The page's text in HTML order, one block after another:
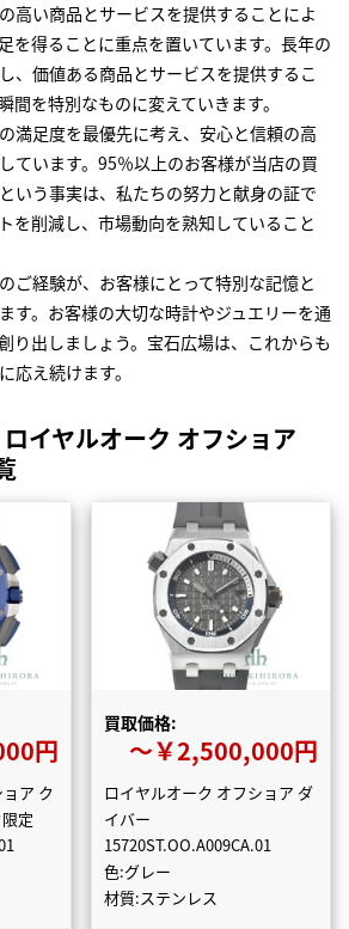
高い商品とサービスを提供することによ
を得ることに重点を置いています。長年の
、価値ある商品とサービスを提供するこ
間を特別なものに変えていきます。
満足度を最優先に考え、安心と信頼の高
ています。95％以上のお客様が当店の買
いう事実は、私たちの努力と献身の証で
を削減し、市場動向を熟知していること
ご経験が、お客様にとって特別な記憶と
す。お客様の大切な時計やジュエリーを通
り出しましょう。宝石広場は、これからも
応え続けます。
イヤルオーク オフショア
円
ア ク
定
買取価格:
〜￥2,500,000円
ロイヤルオーク オフショア ダ
イバー
15720ST.OO.A009CA.01
色:グレー
材質:ステンレス